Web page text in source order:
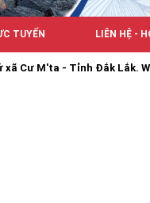
TUYẾN LIÊN HỆ -
- Tỉnh Đắk Lắk.